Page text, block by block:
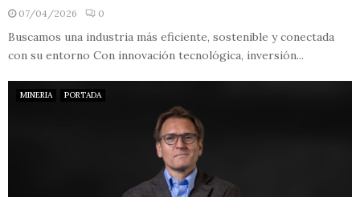
07/04/2026 0
Buscamos una industria más eficiente, sostenible y conectada
con su entorno Con innovación tecnológica, inversión...
MINERIA PORTADA